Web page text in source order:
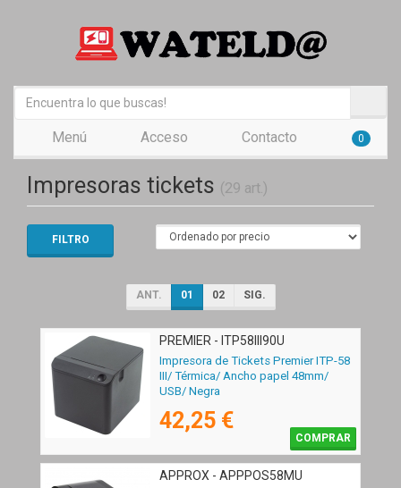
Menú Acceso Contacto 0
Impresoras tickets (29 art.)
FILTRO
ANT. 01 02 SIG.
PREMIER - ITP58III90U
Impresora de Tickets Premier ITP-58
III/ Térmica/ Ancho papel 48mm/
USB/ Negra
42,25 €
COMPRAR
APPROX - APPPOS58MU